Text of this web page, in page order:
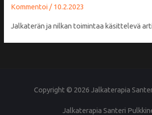
Kommentoi / 10.2.2023
Jalkaterän ja nilkan toimintaa käsittelevä
Copyright © 2026 Jalkaterapia
Jalkaterapia Santeri